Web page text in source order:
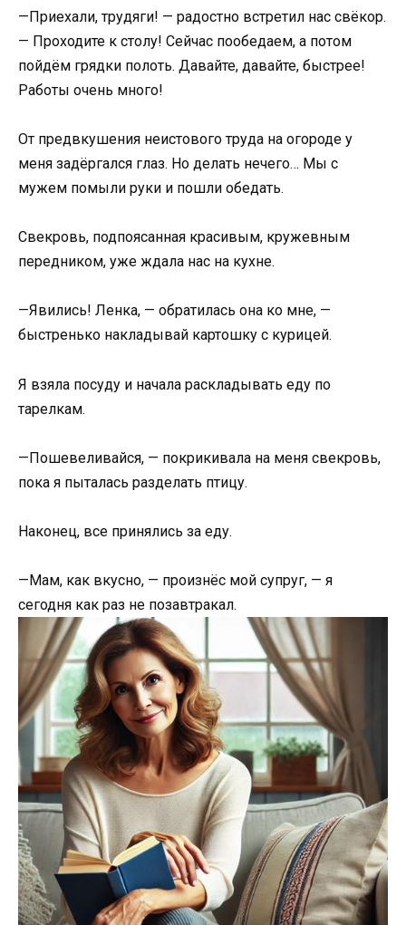
—Приехали, трудяги! — радостно встретил нас свёкор.
— Проходите к столу! Сейчас пообедаем, а потом
пойдём грядки полоть. Давайте, давайте, быстрее!
Работы очень много!
От предвкушения неистового труда на огороде у
меня задёргался глаз. Но делать нечего… Мы с
мужем помыли руки и пошли обедать.
Свекровь, подпоясанная красивым, кружевным
передником, уже ждала нас на кухне.
—Явились! Ленка, — обратилась она ко мне, —
быстренько накладывай картошку с курицей.
Я взяла посуду и начала раскладывать еду по
тарелкам.
—Пошевеливайся, — покрикивала на меня свекровь,
пока я пыталась разделать птицу.
Наконец, все принялись за еду.
—Мам, как вкусно, — произнёс мой супруг, — я
сегодня как раз не позавтракал.